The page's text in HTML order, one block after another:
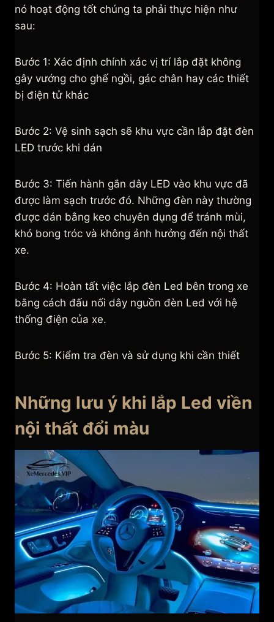
nó hoạt động tốt chúng ta phải thực hiện như
sau:
Bước 1: Xác định chính xác vị trí lắp đặt không
gây vướng cho ghế ngồi, gác chân hay các thiết
bị điện tử khác
Bước 2: Vệ sinh sạch sẽ khu vực cần lắp đặt đèn
LED trước khi dán
Bước 3: Tiến hành gắn dây LED vào khu vực đã
được làm sạch trước đó. Những đèn này thường
được dán bằng keo chuyên dụng để tránh mùi,
khó bong tróc và không ảnh hưởng đến nội thất
xe.
Bước 4: Hoàn tất việc lắp đèn Led bên trong xe
bằng cách đấu nối dây nguồn đèn Led với hệ
thống điện của xe.
Bước 5: Kiểm tra đèn và sử dụng khi cần thiết
Những lưu ý khi lắp Led viền
nội thất đổi màu